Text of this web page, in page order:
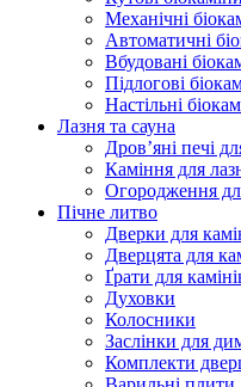
Механічні
Автоматичні
Вбудовані
Підлогові
Настільні
Лазня та сауна
Дров’яні печі
Каміння для
Огородження
Пічне литво
Дверки для
Дверцята для
Ґрати для
Духовки
Колосники
Заслінки для
Комплекти